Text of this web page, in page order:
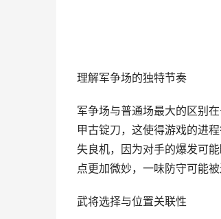
理解军争场的独特节奏
军争场与普通场最大的区别
甲古锭刀，这使得游戏的进
失良机，因为对手的爆发可
点更加微妙，一味防守可能
武将选择与位置关联性